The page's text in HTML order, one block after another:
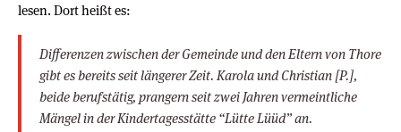
lesen. Dort heißt es:
Differenzen zwischen der Gemeinde und den Eltern von Thore
gibt es bereits seit längerer Zeit. Karola und Christian [P.],
beide berufstätig, prangern seit zwei Jahren vermeintliche
Mängel in der Kindertagesstätte “Lütte Lüüd” an.